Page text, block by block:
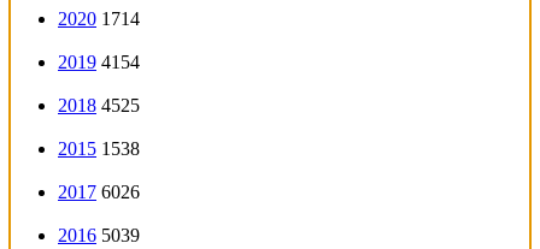
2020 1714
2019 4154
2018 4525
2015 1538
2017 6026
2016 5039